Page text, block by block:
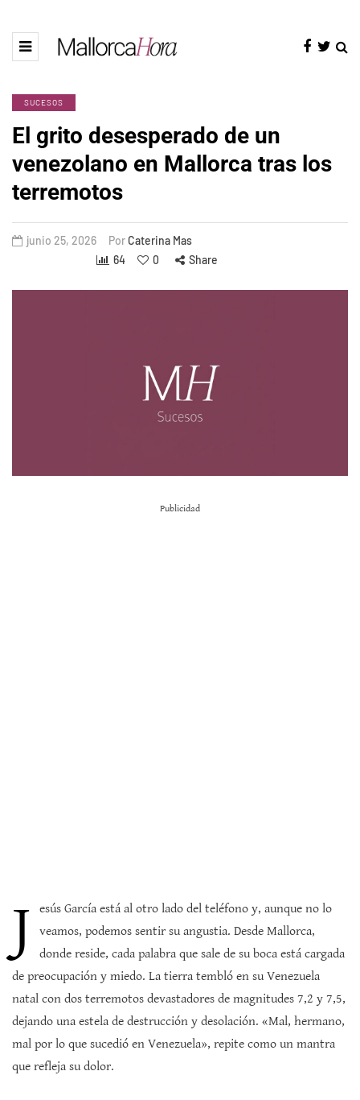
SUCESOS
El grito desesperado de un
venezolano en Mallorca tras los
terremotos
junio 25, 2026 PorCaterina Mas
64
0 Share
Publicidad
J
esús García está al otro lado del teléfono y, aunque no lo
veamos, podemos sentir su angustia. Desde Mallorca,
donde reside, cada palabra que sale de su boca está cargada
de preocupación y miedo. La tierra tembló en su Venezuela
natal con dos terremotos devastadores de magnitudes 7,2 y 7,5,
dejando una estela de destrucción y desolación. «Mal, hermano,
mal por lo que sucedió en Venezuela», repite como un mantra
que refleja su dolor.